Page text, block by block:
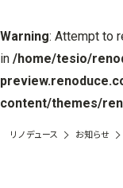
Warning: Attempt to
in /home/tesio/
content/themes/
リノデュース お知らせ